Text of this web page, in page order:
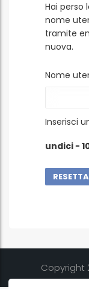
Hai perso
nome
tramite
nuova.
Nome
Inserisci
undici −
Copyright